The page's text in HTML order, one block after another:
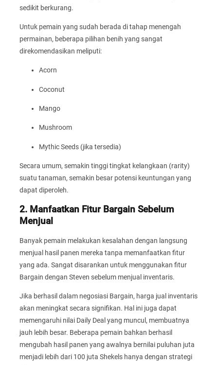
sedikit berkurang.
Untuk pemain yang sudah berada di tahap menengah
permainan, beberapa pilihan benih yang sangat
direkomendasikan meliputi:
Acorn
Coconut
Mango
Mushroom
Mythic Seeds (jika tersedia)
Secara umum, semakin tinggi tingkat kelangkaan (rarity)
suatu tanaman, semakin besar potensi keuntungan yang
dapat diperoleh.
2. Manfaatkan Fitur Bargain Sebelum
Menjual
Banyak pemain melakukan kesalahan dengan langsung
menjual hasil panen mereka tanpa memanfaatkan fitur
yang ada. Sangat disarankan untuk menggunakan fitur
Bargain dengan Steven sebelum menjual inventaris.
Jika berhasil dalam negosiasi Bargain, harga jual inventaris
akan meningkat secara signifikan. Hal ini juga dapat
memengaruhi nilai Daily Deal yang muncul, membuatnya
jauh lebih besar. Beberapa pemain bahkan berhasil
mengubah hasil panen yang awalnya bernilai puluhan juta
menjadi lebih dari 100 juta Shekels hanya dengan strategi